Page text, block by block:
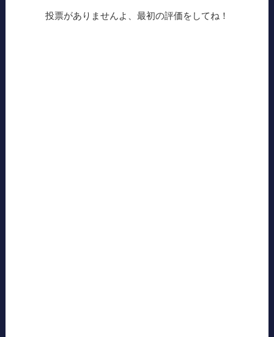
投票がありませんよ、最初の評価をしてね！